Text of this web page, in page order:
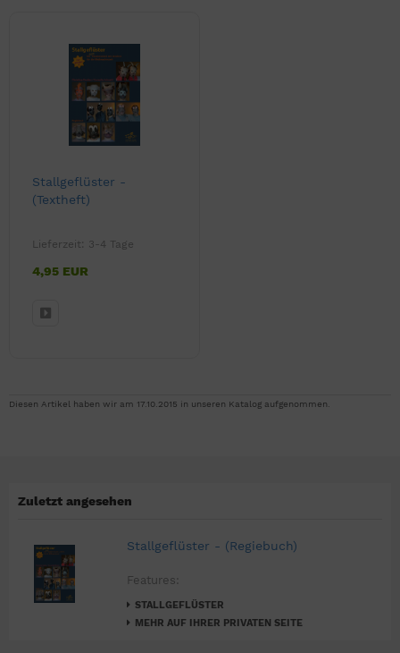
Stallgeflüster -
(Textheft)
Lieferzeit: 3-4 Tage
4,95 EUR
Diesen Artikel haben wir am 17.10.2015 in unseren Katalog aufgenommen.
Zuletzt angesehen
Stallgeflüster - (Regiebuch)
Features:
STALLGEFLÜSTER
MEHR AUF IHRER PRIVATEN SEITE